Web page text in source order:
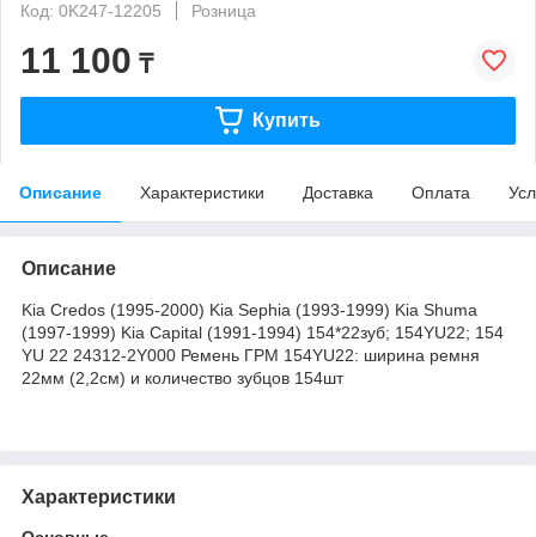
Код: 0K247-12205
Розница
11 100 ₸
Купить
Описание Характеристики Доставка Оплата
Описание
Kia Credos (1995-2000) Kia Sephia (1993-1999) Kia Shuma
(1997-1999) Kia Capital (1991-1994) 154*22зуб; 154YU22; 154
YU 22 24312-2Y000 Ремень ГРМ 154YU22: ширина ремня
22мм (2,2см) и количество зубцов 154шт
Характеристики